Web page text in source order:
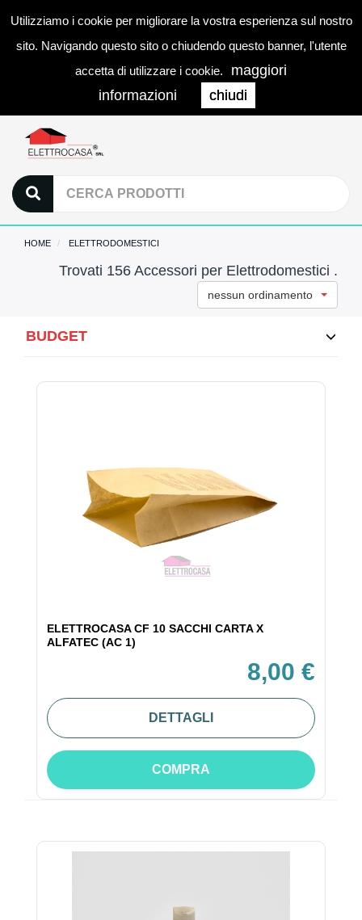
Utilizziamo i cookie per migliorare la vostra esperienza sul nostro
sito. Navigando questo sito o chiudendo questo banner, l'utente
accetta di utilizzare i cookie.
maggiori
informazioni
chiudi
0
HOME ELETTRODOMESTICI
Trovati 156 Accessori per Elettrodomestici .
nessun ordinamento
BUDGET
ELETTROCASA CF 10 SACCHI CARTA X
ALFATEC (AC 1)
8,00 €
DETTAGLI
COMPRA